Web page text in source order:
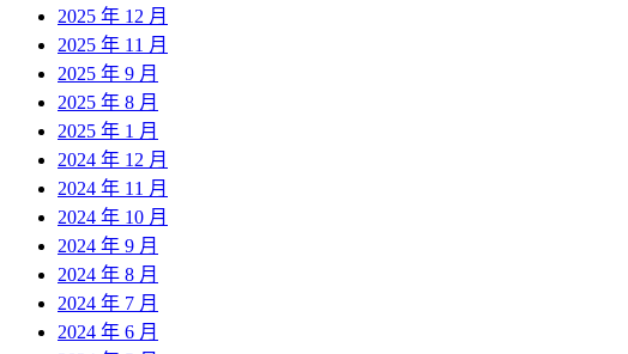
2025 年 12 月
2025 年 11 月
2025 年 9 月
2025 年 8 月
2025 年 1 月
2024 年 12 月
2024 年 11 月
2024 年 10 月
2024 年 9 月
2024 年 8 月
2024 年 7 月
2024 年 6 月